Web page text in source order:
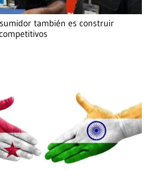
también es construir